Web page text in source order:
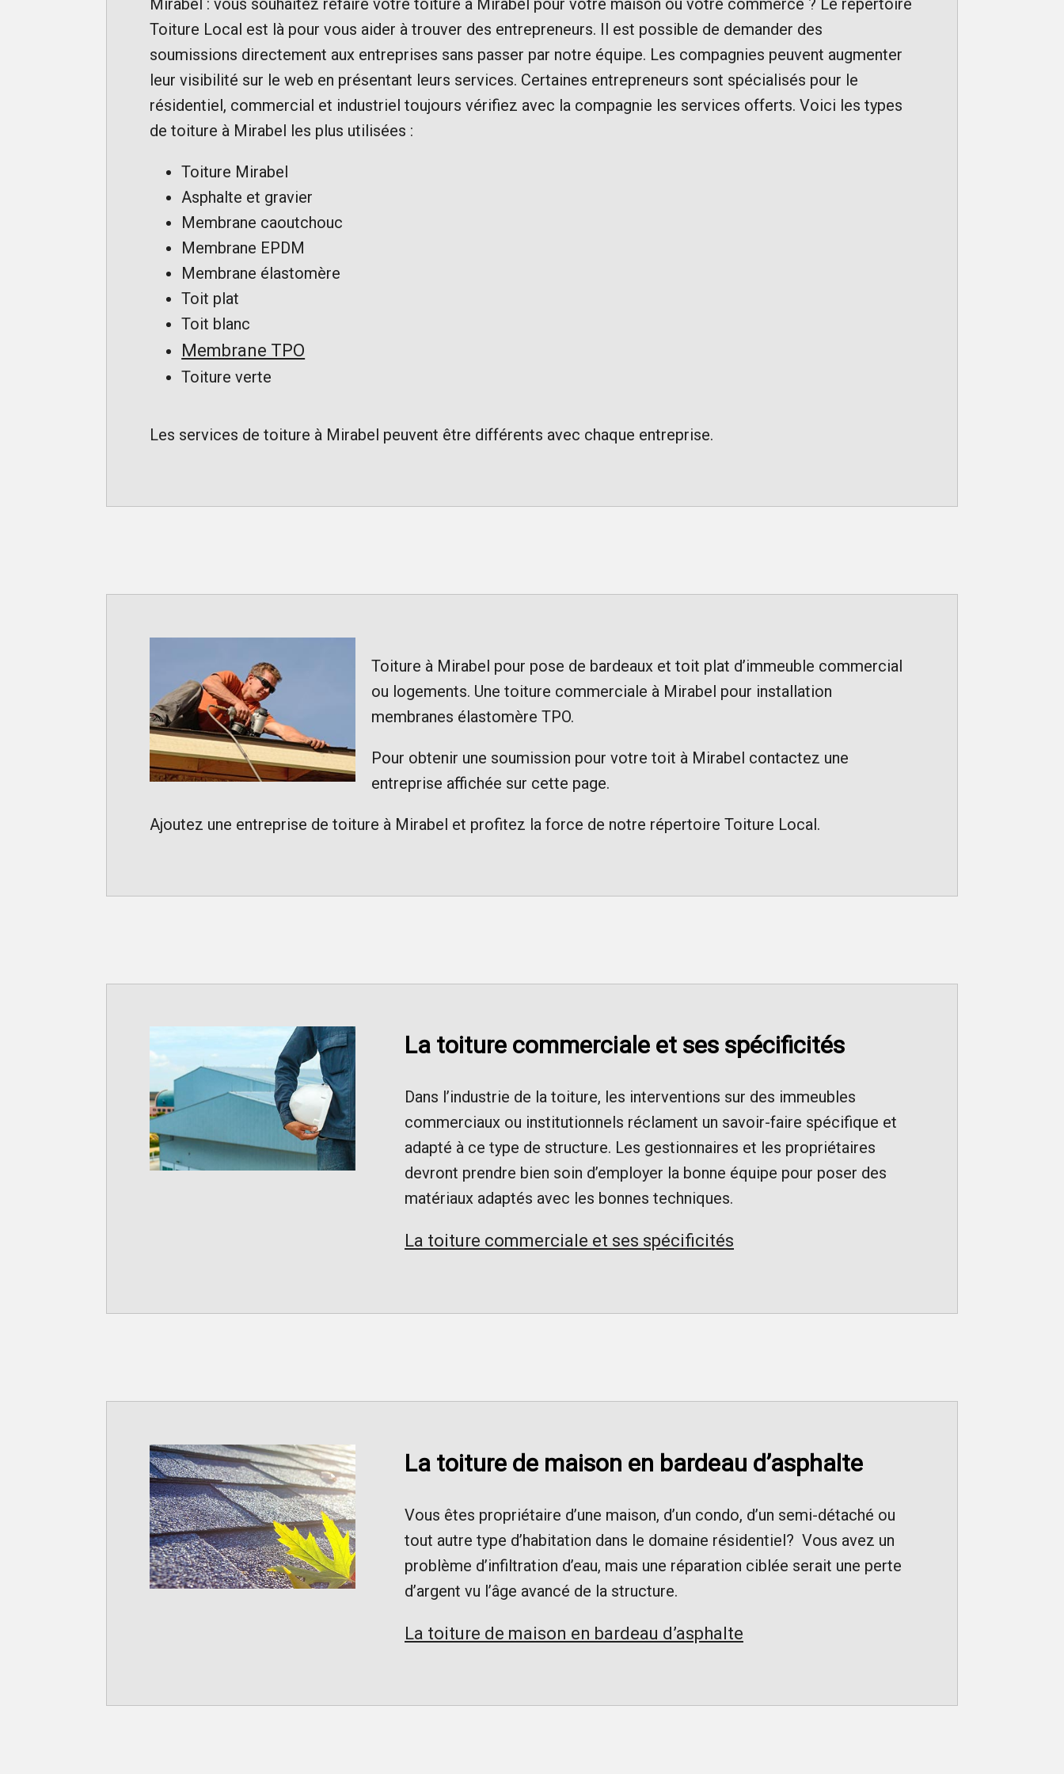
Mirabel : vous souhaitez refaire votre toiture à Mirabel pour votre maison ou votre commerce ? Le répertoire
Toiture Local est là pour vous aider à trouver des entrepreneurs. Il est possible de demander des
soumissions directement aux entreprises sans passer par notre équipe. Les compagnies peuvent augmenter
leur visibilité sur le web en présentant leurs services. Certaines entrepreneurs sont spécialisés pour le
résidentiel, commercial et industriel toujours vérifiez avec la compagnie les services offerts. Voici les types
de toiture à Mirabel les plus utilisées :
Toiture Mirabel
Asphalte et gravier
Membrane caoutchouc
Membrane EPDM
Membrane élastomère
Toit plat
Toit blanc
Membrane TPO
Toiture verte
Les services de toiture à Mirabel peuvent être différents avec chaque entreprise.
Toiture à Mirabel pour pose de bardeaux et toit plat d’immeuble commercial
ou logements. Une toiture commerciale à Mirabel pour installation
membranes élastomère TPO.
Pour obtenir une soumission pour votre toit à Mirabel contactez une
entreprise affichée sur cette page.
Ajoutez une entreprise de toiture à Mirabel et profitez la force de notre répertoire Toiture Local.
La toiture commerciale et ses spécificités
Dans l’industrie de la toiture, les interventions sur des immeubles
commerciaux ou institutionnels réclament un savoir-faire spécifique et
adapté à ce type de structure. Les gestionnaires et les propriétaires
devront prendre bien soin d’employer la bonne équipe pour poser des
matériaux adaptés avec les bonnes techniques.
La toiture commerciale et ses spécificités
La toiture de maison en bardeau d’asphalte
Vous êtes propriétaire d’une maison, d’un condo, d’un semi-détaché ou
tout autre type d’habitation dans le domaine résidentiel? Vous avez un
problème d’infiltration d’eau, mais une réparation ciblée serait une perte
d’argent vu l’âge avancé de la structure.
La toiture de maison en bardeau d’asphalte